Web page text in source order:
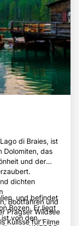
di Braies, ist
Dolomiten, das
und der
dichten
Bootfahren und
Pragser Wildsee
Kulisse für Filme
und befindet
Bozen. Er liegt
von den